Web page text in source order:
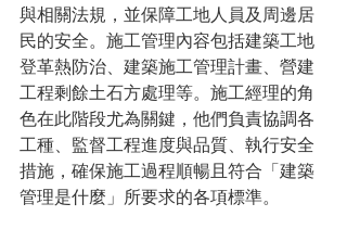
與相關法規，並保障工地人員及周邊居
民的安全。施工管理內容包括建築工地
登革熱防治、建築施工管理計畫、營建
工程剩餘土石方處理等。施工經理的角
色在此階段尤為關鍵，他們負責協調各
工種、監督工程進度與品質、執行安全
措施，確保施工過程順暢且符合「建築
管理是什麼」所要求的各項標準。